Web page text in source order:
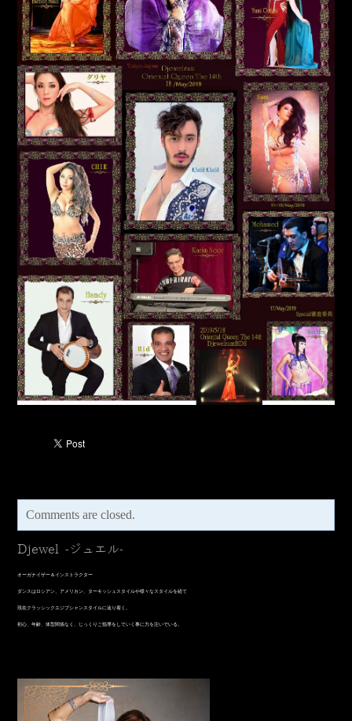
Comments are closed.
Djewel -ジュエル-
オーガナイザー＆インストラクター
​ダンスはロシアン、アメリカン、ターキッシュスタイルや様々なスタイルを経て
現在クラッシックエジプシャンスタイルに辿り着く。
初心、年齢、体型関係なく、じっくりご指導をしていく事に力を注いでいる。